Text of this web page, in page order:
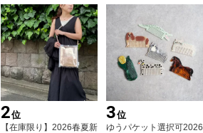
2位
【在庫限り】2026春夏新
3位
ゆうパケット選択可2026